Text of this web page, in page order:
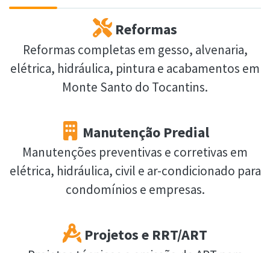
Reformas
Reformas completas em gesso, alvenaria,
elétrica, hidráulica, pintura e acabamentos em
Monte Santo do Tocantins.
Manutenção Predial
Manutenções preventivas e corretivas em
elétrica, hidráulica, civil e ar-condicionado para
condomínios e empresas.
Projetos e RRT/ART